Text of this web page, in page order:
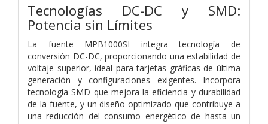
Tecnologías DC-DC y SMD:
Potencia sin Límites
La fuente MPB1000SI integra tecnología de
conversión DC-DC, proporcionando una estabilidad de
voltaje superior, ideal para tarjetas gráficas de última
generación y configuraciones exigentes. Incorpora
tecnología SMD que mejora la eficiencia y durabilidad
de la fuente, y un diseño optimizado que contribuye a
una reducción del consumo energético de hasta un